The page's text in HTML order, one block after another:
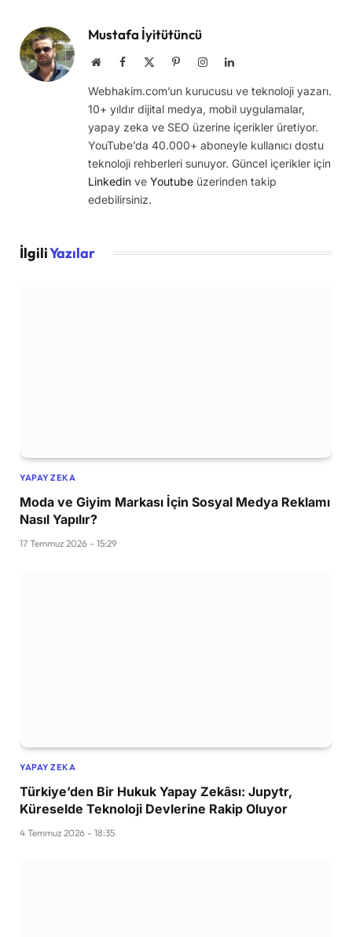
Mustafa İyitütüncü
WebsiteFacebook PinterestInstagramLinkedIn
Webhakim.com’un kurucusu ve teknoloji yazarı.
10+ yıldır dijital medya, mobil uygulamalar,
yapay zeka ve SEO üzerine içerikler üretiyor.
YouTube’da 40.000+ aboneyle kullanıcı dostu
teknoloji rehberleri sunuyor. Güncel içerikler için
Linkedin ve Youtube üzerinden takip
edebilirsiniz.
İlgiliYazılar
YAPAY ZEKA
Moda ve Giyim Markası İçin Sosyal Medya Reklamı
Nasıl Yapılır?
17 Temmuz 2026 - 15:29
YAPAY ZEKA
Türkiye’den Bir Hukuk Yapay Zekâsı: Jupytr,
Küreselde Teknoloji Devlerine Rakip Oluyor
4 Temmuz 2026 - 18:35